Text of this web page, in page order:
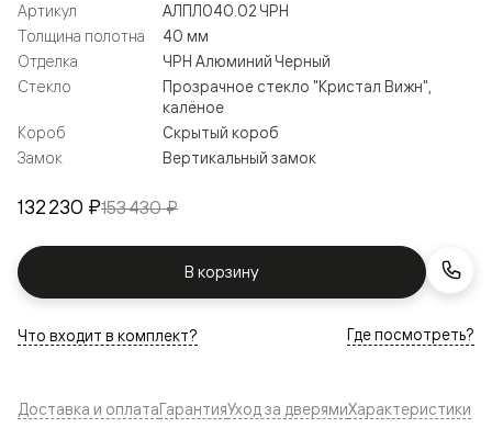
132 230 ₽153 430 ₽
В корзину
Артикул
АЛПЛ040.02 ЧРН
Толщина полотна
40 мм
Отделка
ЧРН Алюминий Черный
Стекло
Прозрачное стекло "Кристал Вижн",
калёное
Короб
Скрытый короб
Замок
Вертикальный замок
Что входит в комплект? Где посмотреть?
Доставка и оплатаГарантияУход за дверямиХарактеристики